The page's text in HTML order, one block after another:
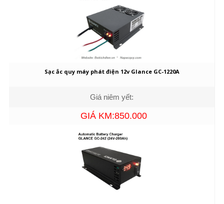
Sạc ắc quy máy phát điện 12v Glance GC-1220A
Giá niêm yết:
GIÁ KM:850.000